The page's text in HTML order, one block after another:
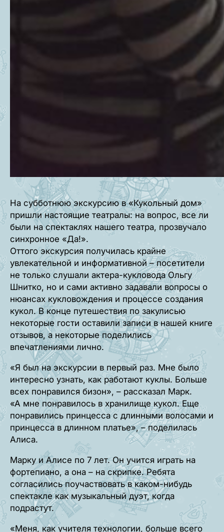
На субботнюю экскурсию в «Кукольный дом»
пришли настоящие театралы: на вопрос, все ли
были на спектаклях нашего театра, прозвучало
синхронное «Да!».
Оттого экскурсия получилась крайне
увлекательной и информативной – посетители
не только слушали актера-кукловода Ольгу
Шнитко, но и сами активно задавали вопросы о
нюансах кукловождения и процессе создания
кукол. В конце путешествия по закулисью
некоторые гости оставили записи в нашей книге
отзывов, а некоторые поделились
впечатлениями лично.
«Я был на экскурсии в первый раз. Мне было
интересно узнать, как работают куклы. Больше
всех понравился бизон», – рассказал Марк.
«А мне понравилось в хранилище кукол. Еще
понравились принцесса с длинными волосами и
принцесса в длинном платье», – поделилась
Алиса.
Марку и Алисе по 7 лет. Он учится играть на
фортепиано, а она – на скрипке. Ребята
согласились поучаствовать в каком-нибудь
спектакле как музыкальный дуэт, когда
подрастут.
«Меня, как учителя технологии, больше всего